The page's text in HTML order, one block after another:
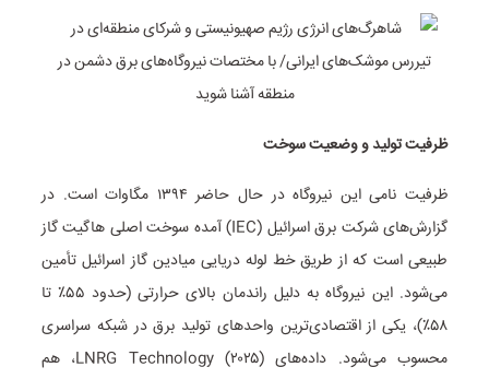
ظرفیت تولید و وضعیت سوخت
ظرفیت نامی این نیروگاه در حال حاضر ۱۳۹۴ مگاوات است. در
گزارش‌های شرکت برق اسرائیل (IEC) آمده سوخت اصلی هاگیت گاز
طبیعی است که از طریق خط لوله دریایی میادین گاز اسرائیل تأمین
می‌شود. این نیروگاه به دلیل راندمان بالای حرارتی (حدود ۵۵٪ تا
۵۸٪)، یکی از اقتصادی‌ترین واحدهای تولید برق در شبکه سراسری
محسوب می‌شود. داده‌های LNRG Technology (۲۰۲۵)، هم